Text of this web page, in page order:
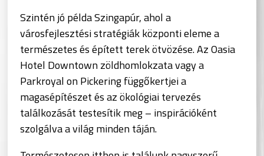
Szintén jó példa Szingapúr, ahol a
városfejlesztési stratégiák központi eleme a
természetes és épített terek ötvözése. Az Oasia
Hotel Downtown zöldhomlokzata vagy a
Parkroyal on Pickering függőkertjei a
magasépítészet és az ökológiai tervezés
találkozását testesítik meg – inspirációként
szolgálva a világ minden táján.